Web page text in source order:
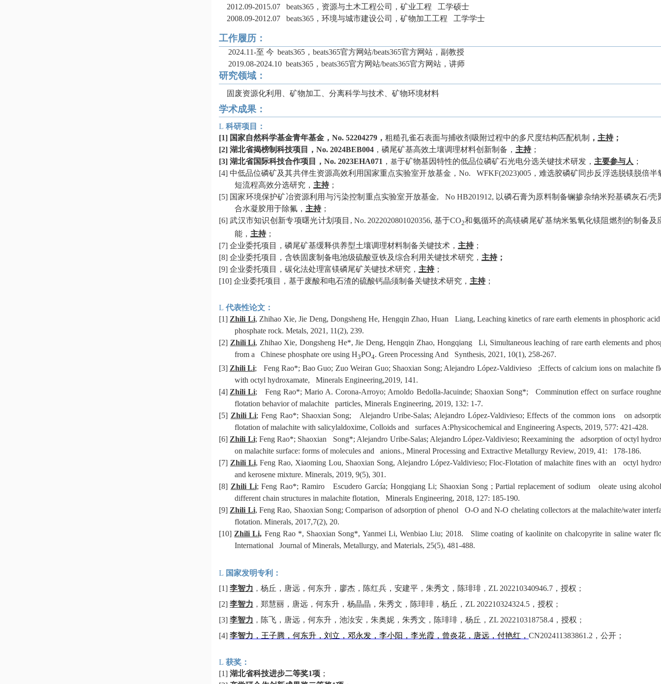
2012.09-2015.07 beats365，资源与土木工程公司，矿业工程
工学硕士
2008.09-2012.07 beats365，环境与城市建设公司，矿物加工工程 工学学士
工作履历：
2024.11-至 今 beats365，beats365官方网站/beats365官方网站，副教授
2019.08-2024.10 beats365，beats365官方网站/beats365官方网站，讲师
研究领域：
固废资源化利用、矿物加工、分离科学与技术、矿物环境材料
学术成果：
L 科研项目：
[1] 国家自然科学基金青年基金， No. 52204279 ， 粗糙孔雀石表面与捕收剂吸附过程中的多尺度结构匹配机制 ， 主持；
[2] 湖北省揭榜制科技项目， No. 2024BEB004 ，磷尾矿基高效土壤调理材料创新制备， 主持；
[3] 湖北省国际科技合作项目， No. 2023EHA071 ， 基于矿物基因特性的低品位磷矿石光电分选关键技术研发 ， 主要参与人 ；
[4] 中低品位磷矿及其共伴生资源高效利用国家重点实验室开放基金， No. WFKF(2023)005，难选胶磷矿同步反浮选脱镁脱倍半
短流程高效分选研究， 主持；
[5] 国家环境保护矿冶资源利用与污染控制重点实验室开放基金, No HB201912, 以磷石膏为原料制备镧掺杂纳米羟基磷灰石/壳
合水凝胶用于除氟， 主持；
[6]武汉市知识创新专项曙光计划项目 , No. 2022020801020356, 基于CO2和氨循环的高镁磷尾矿基纳米氢氧化镁阻燃剂的制备及
能， 主持；
[7] 企业委托项目，磷尾矿基缓释供养型土壤调理材料制备关键技术， 主持；
[8] 企业委托项目，含铁固废制备电池级硫酸亚铁及综合利用关键技术研究， 主持；
[9] 企业委托项目，碳化法处理富镁磷尾矿关键技术研究， 主持；
[10] 企业委托项目，基于废酸和电石渣的硫酸钙晶须制备关键技术研究， 主持；
L 代表性论文：
[1]Zhili Li, Zhihao Xie, Jie Deng, Dongsheng He, Hengqin Zhao, Huan Liang, Leaching kinetics of rare earth elements in phosphoric
phosphate rock. Metals, 2021, 11(2), 239.
[2] Zhili Li, Zhihao Xie, Dongsheng He*, Jie Deng, Hengqin Zhao, Hongqiang Li, Simultaneous leaching of rare earth elements and
from a Chinese phosphate ore using H3PO4. Green Processing And Synthesis, 2021, 10(1), 258-267.
[3] Zhili Li; Feng Rao*; Bao Guo; Zuo Weiran Guo; Shaoxian Song; Alejandro López-Valdivieso ;Effects of calcium ions on malachite
with octyl hydroxamate, Minerals Engineering,2019, 141.
[4] Zhili Li; Feng Rao*; Mario A. Corona-Arroyo; Arnoldo Bedolla-Jacuinde; Shaoxian Song*; Comminution effect on surface
flotation behavior of malachite particles, Minerals Engineering, 2019, 132: 1-7.
[5] Zhili Li; Feng Rao*; Shaoxian Song; Alejandro Uribe-Salas; Alejandro López-Valdivieso; Effects of the common ions on
flotation of malachite with salicylaldoxime, Colloids and surfaces A:Physicochemical and Engineering Aspects, 2019, 577: 421-428.
[6] Zhili Li; Feng Rao*; Shaoxian Song*; Alejandro Uribe-Salas; Alejandro López-Valdivieso; Reexamining the adsorption of octyl
on malachite surface: forms of molecules and anions., Mineral Processing and Extractive Metallurgy Review, 2019, 41: 178-186.
[7] Zhili Li, Feng Rao, Xiaoming Lou, Shaoxian Song, Alejandro López-Valdivieso; Floc-Flotation of malachite fines with an octyl
and kerosene mixture. Minerals, 2019, 9(5), 301.
[8] Zhili Li; Feng Rao*; Ramiro Escudero García; Hongqiang Li; Shaoxian Song ; Partial replacement of sodium oleate using
different chain structures in malachite flotation, Minerals Engineering, 2018, 127: 185-190.
[9] Zhili Li, Feng Rao, Shaoxian Song; Comparison of adsorption of phenol O-O and N-O chelating collectors at the malachite/water
flotation. Minerals, 2017,7(2), 20.
[10] Zhili Li, Feng Rao *, Shaoxian Song*, Yanmei Li, Wenbiao Liu; 2018. Slime coating of kaolinite on chalcopyrite in saline water
International Journal of Minerals, Metallurgy, and Materials, 25(5), 481-488.
L 国家发明专利：
[1] 李智力 ， 杨丘，唐远，何东升，廖杰，陈红兵，安建平，朱秀文，陈琲琲 ， ZL 202210340946.7 ，授权 ；
[2] 李智力 ， 郑慧丽，唐远，何东升，杨晶晶，朱秀文，陈琲琲，杨丘， ZL 202210324324.5 ，授权 ；
[3] 李智力 ， 陈飞，唐远，何东升，池汝安，朱奥妮，朱秀文，陈琲琲，杨丘， ZL 202210318758.4 ，授权 ；
[4] 李智力 ， 王子腾 ， 何东升 ， 刘立 ， 邓永发 ， 李小阳 ， 李光霞 ， 曾炎花 ， 唐远 ， 付艳红 ， CN202411383861.2 ，公开；
L 获奖：
[1] 湖北省科技进步二等奖1项 ；